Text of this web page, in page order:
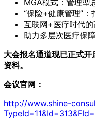
MGA模式：管理型
“保险+健康管理”
互联网+医疗时代
助力多层次医疗保
大会报名通道现已正式
资料。
会议官网：
http://www.shine-